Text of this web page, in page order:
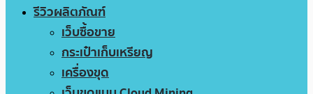
รีวิวผลิตภัณฑ์
เว็บซื้อขาย
กระเป๋าเก็บเหรียญ
เครื่องขุด